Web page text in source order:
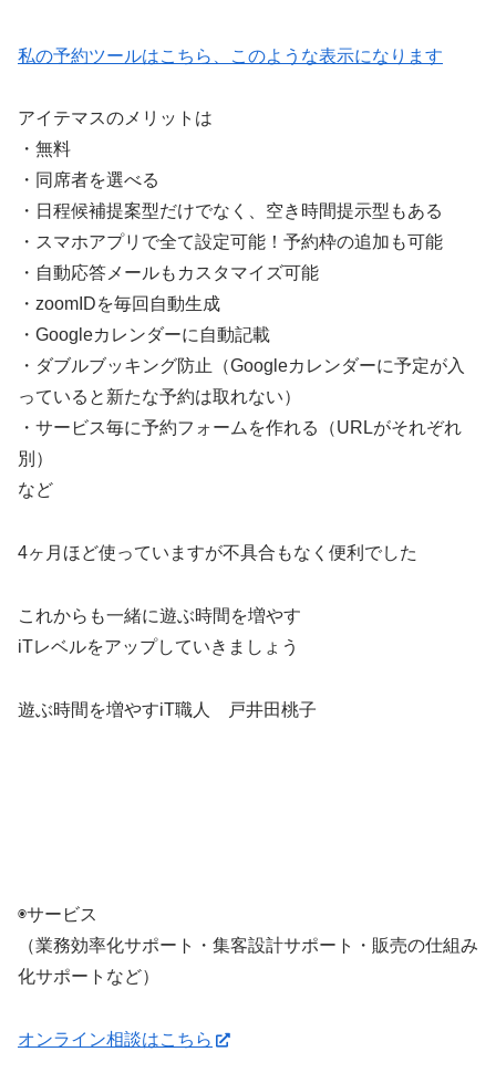
私の予約ツールはこちら、このような表示になります
アイテマスのメリットは
・無料
・同席者を選べる
・日程候補提案型だけでなく、空き時間提示型もある
・スマホアプリで全て設定可能！予約枠の追加も可能
・自動応答メールもカスタマイズ可能
・zoomIDを毎回自動生成
・Googleカレンダーに自動記載
・ダブルブッキング防止（Googleカレンダーに予定が入
っていると新たな予約は取れない）
・サービス毎に予約フォームを作れる（URLがそれぞれ
別）
など
4ヶ月ほど使っていますが不具合もなく便利でした
これからも一緒に遊ぶ時間を増やす
iTレベルをアップしていきましょう
遊ぶ時間を増やすiT職人 戸井田桃子
◉サービス
（業務効率化サポート・集客設計サポート・販売の仕組み
化サポートなど）
オンライン相談はこちら